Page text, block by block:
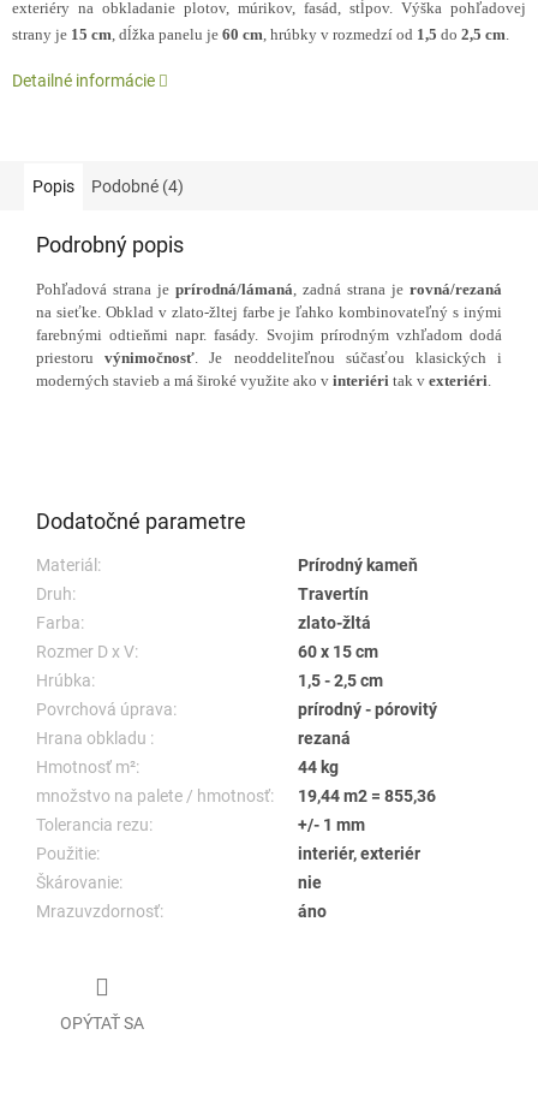
exteriéry na obkladanie plotov, múrikov, fasád, stĺpov. Výška pohľadovej
strany je 15 cm, dĺžka panelu je 60 cm, hrúbky v rozmedzí od 1,5 do 2,5 cm.
Detailné informácie
Popis Podobné (4)
Podrobný popis
Pohľadová strana je prírodná/lámaná, zadná strana je rovná/rezaná
na sieťke. Obklad v zlato-žltej farbe je ľahko kombinovateľný s inými
farebnými odtieňmi napr. fasády. Svojim prírodným vzhľadom dodá
priestoruvýnimočnosť. Je neoddeliteľnou súčasťou klasických i
moderných stavieb a má široké využite ako v interiéri tak v exteriéri.
Dodatočné parametre
Materiál:
Prírodný kameň
Druh:
Travertín
Farba:
zlato-žltá
Rozmer D x V:
60 x 15 cm
Hrúbka:
1,5 - 2,5 cm
Povrchová úprava:
prírodný - pórovitý
Hrana obkladu :
rezaná
Hmotnosť m²:
44 kg
množstvo na palete / hmotnosť:
19,44 m2 = 855,36
Tolerancia rezu:
+/- 1 mm
Použitie:
interiér, exteriér
Škárovanie:
nie
Mrazuvzdornosť:
áno
OPÝTAŤ SA